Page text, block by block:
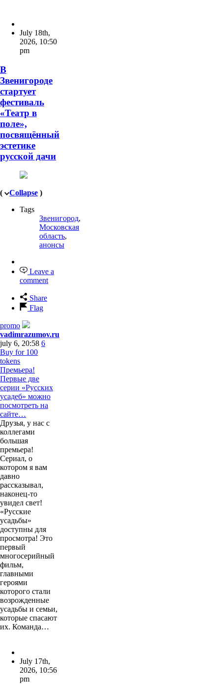
July 18th,
2026, 10:50
pm
В
Звенигороде
стартует
фестиваль
«Театр в
поле»,
посвящённый
эстетике
русской дачи
( Collapse )
Tags
Звенигород,
Московская
область,
анонсы
Leave a
comment
Share
Flag
promo
vadimrazumov.ru
july 6, 20:58 6
Buy for 100
tokens
Премьера!
Первые две
серии «Русских
усадеб» можно
посмотреть на
сайте…
Друзья, у нас с
коллегами
большая
премьера!
Сериал, о
котором я вам
давно
рассказывал,
наконец-то
увидел свет!
«Русские
усадьбы»
доступны для
просмотра! Это
первый
многосерийный
фильм,
главными
героями
которого стали
возрожденные
усадьбы и семьи,
которые спасают
их. Команда…
July 17th,
2026, 10:56
pm